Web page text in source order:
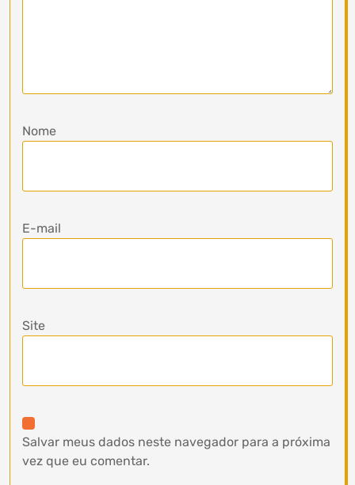
Nome
E-mail
Site
Salvar meus dados neste navegador para a próxima
vez que eu comentar.